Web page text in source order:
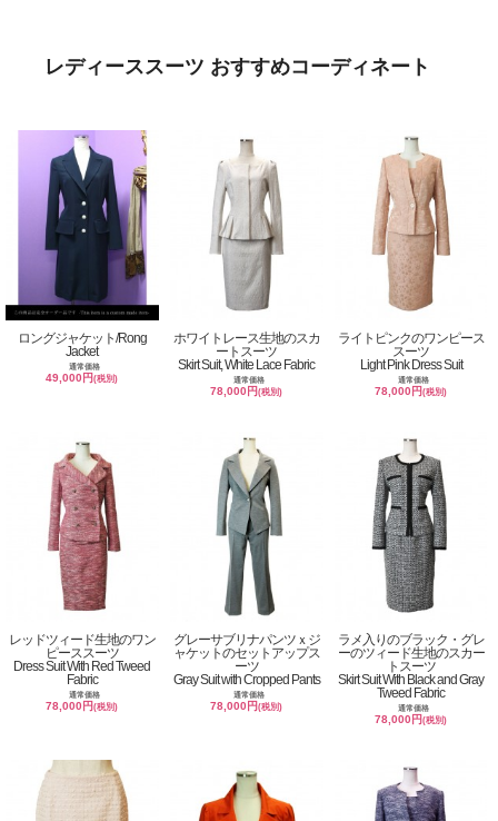
レディーススーツ おすすめコーディネート
ロングジャケット/Rong
Jacket
通常価格
49,000円(税別)
ホワイトレース生地のスカ
ートスーツ
Skirt Suit, White Lace Fabric
通常価格
78,000円(税別)
ライトピンクのワンピース
スーツ
Light Pink Dress Suit
通常価格
78,000円(税別)
レッドツィード生地のワン
ピーススーツ
Dress Suit With Red Tweed
Fabric
通常価格
78,000円(税別)
グレーサブリナパンツｘジ
ャケットのセットアップス
ーツ
Gray Suit with Cropped Pants
通常価格
78,000円(税別)
ラメ入りのブラック・グレ
ーのツィード生地のスカー
トスーツ
Skirt Suit With Black and Gray
Tweed Fabric
通常価格
78,000円(税別)